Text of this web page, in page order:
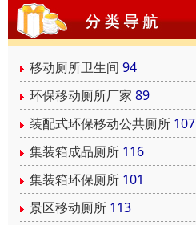
移动厕所卫生间 94
环保移动厕所厂家 89
装配式环保移动公共厕所 107
集装箱成品厕所 116
集装箱环保厕所 101
景区移动厕所 113